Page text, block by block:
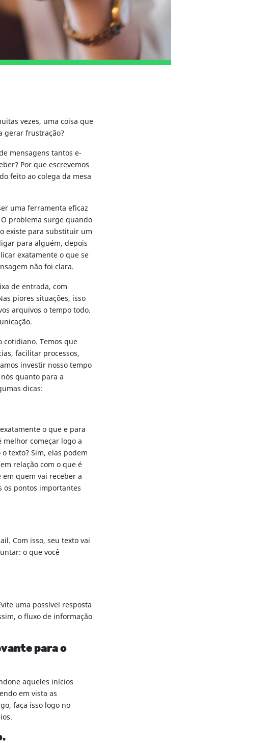
vezes, uma coisa que
gerar frustração?
mensagens tantos e-
Por que escrevemos
feito ao colega da mesa
uma ferramenta eficaz
problema surge quando
existe para substituir um
para alguém, depois
exatamente o que se
não foi clara.
de entrada, com
piores situações, isso
arquivos o tempo todo.
Temos que
facilitar processos,
investir nosso tempo
quanto para a
dicas:
o que e para
começar logo a
texto? Sim, elas podem
relação com o que é
quem vai receber a
os pontos importantes
Com isso, seu texto vai
o que você
uma possível resposta
o fluxo de informação
para o
aqueles inícios
em vista as
faça isso logo no